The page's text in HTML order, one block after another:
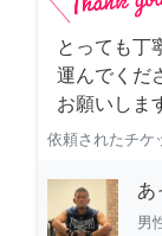
とっても丁
運んでくだ
お願いしま
依頼されたチケ
あ
男